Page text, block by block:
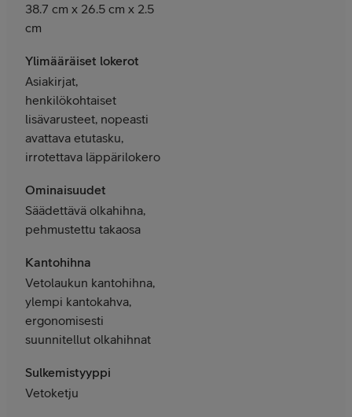
38.7 cm x 26.5 cm x 2.5
cm
Ylimääräiset lokerot
Asiakirjat,
henkilökohtaiset
lisävarusteet, nopeasti
avattava etutasku,
irrotettava läppärilokero
Ominaisuudet
Säädettävä olkahihna,
pehmustettu takaosa
Kantohihna
Vetolaukun kantohihna,
ylempi kantokahva,
ergonomisesti
suunnitellut olkahihnat
Sulkemistyyppi
Vetoketju